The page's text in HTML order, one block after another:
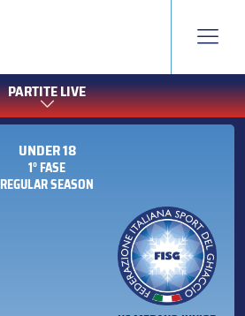
PARTITE LIVE
UNDER 18
1° FASE
REGULAR SEASON